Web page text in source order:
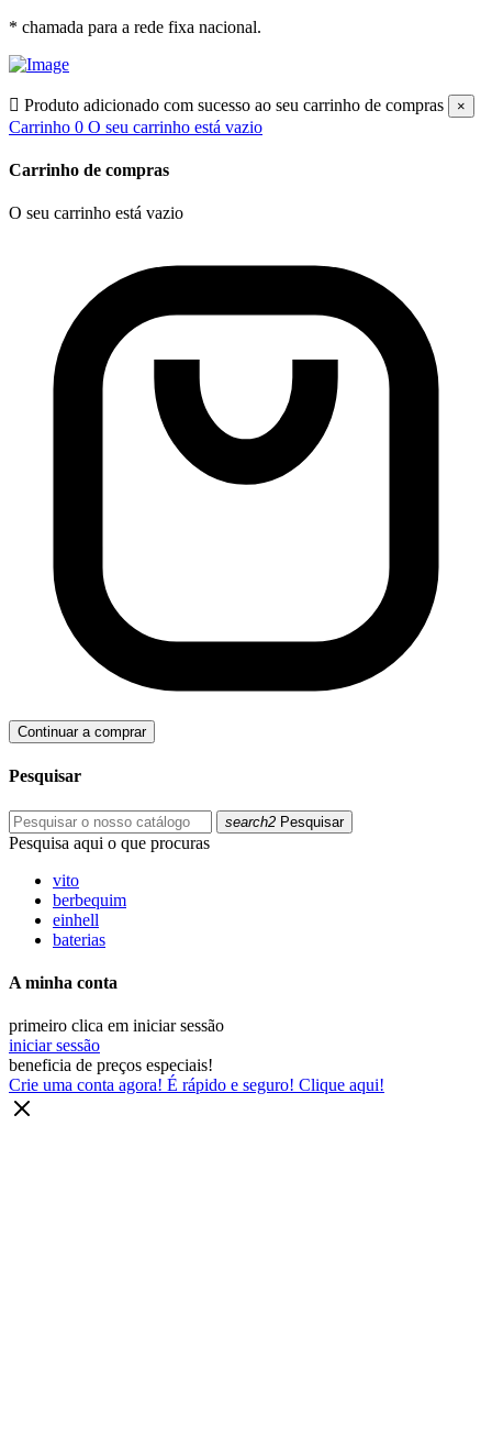
* chamada para a rede fixa nacional.
 Produto adicionado com sucesso ao seu carrinho de compras ×
Carrinho 0 O seu carrinho está vazio
Carrinho de compras
O seu carrinho está vazio
Continuar a comprar
Pesquisar
search2 Pesquisar
Pesquisa aqui o que procuras
vito
berbequim
einhell
baterias
A minha conta
primeiro clica em iniciar sessão
iniciar sessão
beneficia de preços especiais!
Crie uma conta agora! É rápido e seguro! Clique aqui!